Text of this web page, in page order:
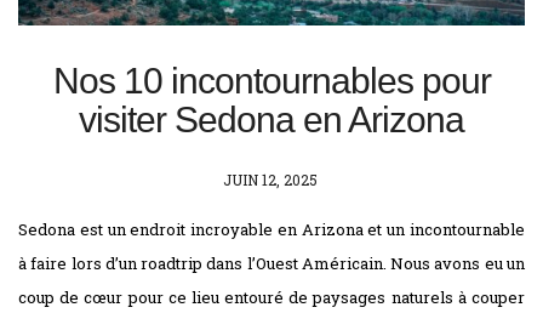
Nos 10 incontournables pour
visiter Sedona en Arizona
POSTED
JUIN 12, 2025
Sedona est un endroit incroyable en Arizona et un incontournable
à faire lors d’un roadtrip dans l’Ouest Américain. Nous avons eu un
coup de cœur pour ce lieu entouré de paysages naturels à couper